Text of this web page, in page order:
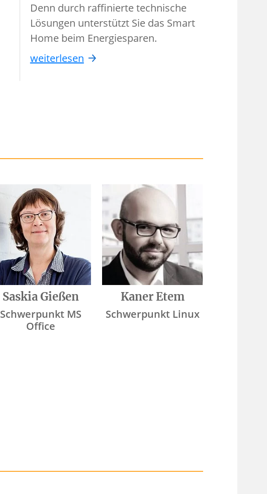
Denn durch raffinierte technische
Lösungen unterstützt Sie das Smart
Home beim Energiesparen.
weiterlesen
Saskia Gießen
Schwerpunkt MS
Office
Kaner Etem
Schwerpunkt Linux